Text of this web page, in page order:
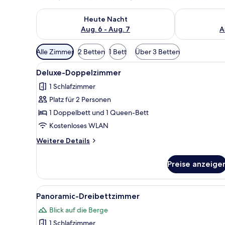
Heute Nacht
Aug. 6 - Aug. 7
Überprüfe die Verfügbarkeit für heute Nacht, Aug. 6
Überprüfe
Verfügbare
Filter
für
Zimmer
Alle Zimmer 2 Betten 1 Bett Über 3 Betten
Alle
Fotos
für
Deluxe-
Doppelzimmer
anzeigen
Ein Hotelzimmer mit einem
15
Deluxe-Doppelzimmer
1 Schlafzimmer
Platz für 2 Personen
1 Doppelbett und 1 Queen-Bett
Kostenloses WLAN
Weitere Details
Weitere
Doppelzimmer
Preise
Alle
Fotos
für
Eine Terrasse mit
25
Panoramic-Dreibettzimmer
Blick auf die Berge
1 Schlafzimmer